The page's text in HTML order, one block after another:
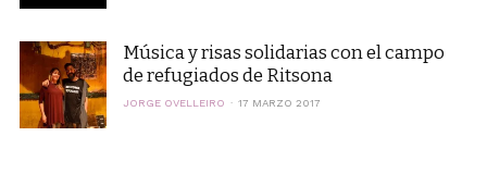
Música y risas solidarias con el campo
de refugiados de Ritsona
JORGE OVELLEIRO 17 MARZO 2017